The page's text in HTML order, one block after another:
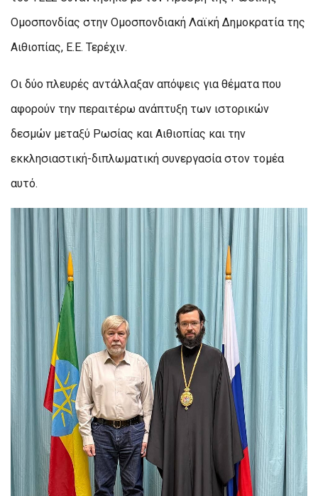
Ομοσπονδίας στην Ομοσπονδιακή Λαϊκή Δημοκρατία της
Αιθιοπίας, Ε.Ε. Τερέχιν.
Οι δύο πλευρές αντάλλαξαν απόψεις για θέματα που
αφορούν την περαιτέρω ανάπτυξη των ιστορικών
δεσμών μεταξύ Ρωσίας και Αιθιοπίας και την
εκκλησιαστική-διπλωματική συνεργασία στον τομέα
αυτό.